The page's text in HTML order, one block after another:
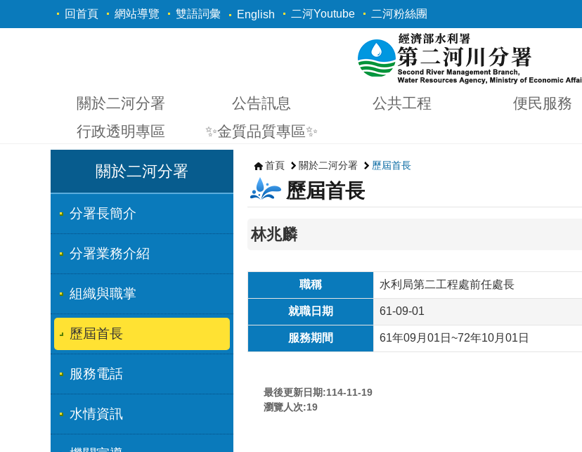
跳到主要內容區塊
回首頁 網站導覽 雙語詞彙 English 二河Youtube 二河粉絲團
關於二河分署 公告訊息 公共工程 便民服務
行政透明專區
✨金質品質專區✨
關於二河分署
分署長簡介
分署業務介紹
組織與職掌
歷屆首長
服務電話
水情資訊
首頁 關於二河分署 歷屆首長
歷屆首長
林兆麟
職稱 水利局第二工程處前任處長
就職日期 61-09-01
服務期間 61年09月01日~72年10月01日
最後更新日期:114-11-19
瀏覽人次:19